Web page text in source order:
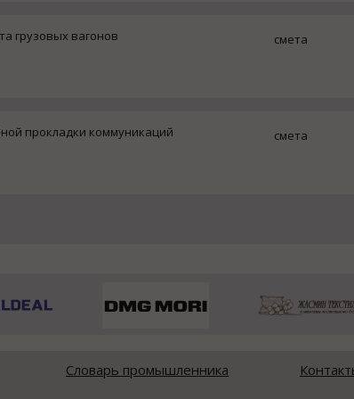
грузовых вагонов смета
прокладки коммуникаций смета
Словарь промышленника